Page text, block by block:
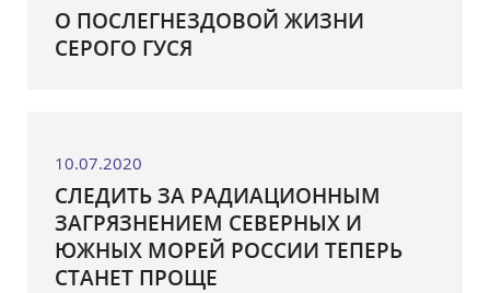
О ПОСЛЕГНЕЗДОВОЙ ЖИЗНИ
СЕРОГО ГУСЯ
10.07.2020
СЛЕДИТЬ ЗА РАДИАЦИОННЫМ
ЗАГРЯЗНЕНИЕМ СЕВЕРНЫХ И
ЮЖНЫХ МОРЕЙ РОССИИ ТЕПЕРЬ
СТАНЕТ ПРОЩЕ